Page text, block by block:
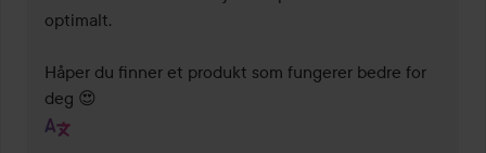
optimalt.
Håper du finner et produkt som fungerer bedre for
deg 😍